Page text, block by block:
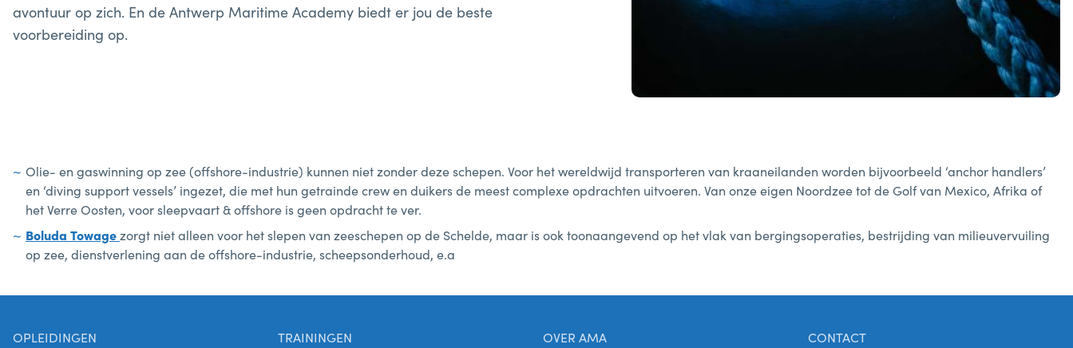
avontuur op zich. En de Antwerp Maritime Academy biedt er jou de beste
voorbereiding op.
Olie- en gaswinning op zee (offshore-industrie) kunnen niet zonder deze schepen. Voor het wereldwijd transporteren van kraaneilanden worden bijvoorbeeld ‘anchor handlers’
en ‘diving support vessels’ ingezet, die met hun getrainde crew en duikers de meest complexe opdrachten uitvoeren. Van onze eigen Noordzee tot de Golf van Mexico, Afrika of
het Verre Oosten, voor sleepvaart & offshore is geen opdracht te ver.
Boluda Towagezorgt niet alleen voor het slepen van zeeschepen op de Schelde, maar is ook toonaangevend op het vlak van bergingsoperaties, bestrijding van milieuvervuiling
op zee, dienstverlening aan de offshore-industrie, scheepsonderhoud, e.a
OPLEIDINGEN TRAININGEN OVER AMA CONTACT